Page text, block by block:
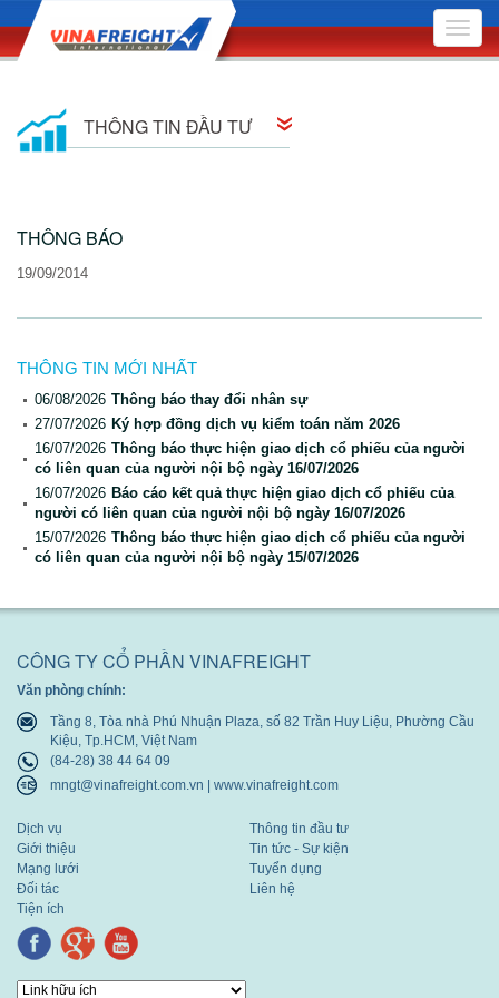
Toggle
THÔNG TIN ĐẦU TƯ
Báo cáo quản trị công ty
Bản cáo bạch
Báo cáo tài chính
Báo cáo thường niên
THÔNG BÁO
19/09/2014
THÔNG TIN MỚI NHẤT
06/08/2026 Thông báo thay đổi nhân sự
27/07/2026 Ký hợp đồng dịch vụ kiểm toán năm 2026
16/07/2026 Thông báo thực hiện giao dịch cổ phiếu của người
có liên quan của người nội bộ ngày 16/07/2026
16/07/2026 Báo cáo kết quả thực hiện giao dịch cổ phiếu của
người có liên quan của người nội bộ ngày 16/07/2026
15/07/2026 Thông báo thực hiện giao dịch cổ phiếu của người
có liên quan của người nội bộ ngày 15/07/2026
CÔNG TY CỔ PHẦN VINAFREIGHT
Văn phòng chính:
Tầng 8, Tòa nhà Phú Nhuận Plaza, số 82 Trần Huy Liệu, Phường Cầu
Kiệu, Tp.HCM, Việt Nam
(84-28) 38 44 64 09
mngt@vinafreight.com.vn | www.vinafreight.com
Dịch vụ
Giới thiệu
Mạng lưới
Đối tác
Tiện ích
Thông tin đầu tư
Tin tức - Sự kiện
Tuyển dụng
Liên hệ